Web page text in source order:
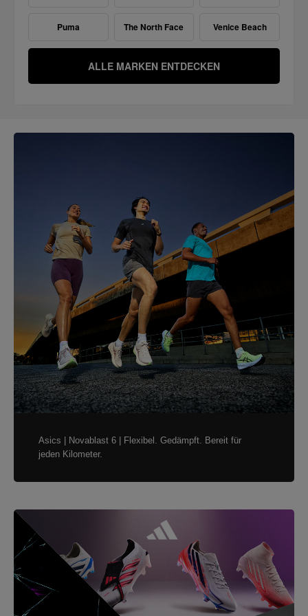
Darts Inliner
Asics | Novablast 6 | Flexibel. Gedämpft. Bereit für jeden
Asics | Novablast 6 | Flexibel. Gedämpft. Bereit für
jeden Kilometer.
Unsere neuen Fußballpacks sind da!